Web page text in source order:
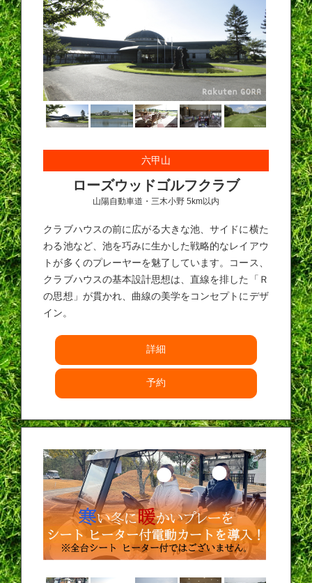
六甲山
ローズウッドゴルフクラブ
山陽自動車道・三木小野 5km以内
クラブハウスの前に広がる大きな池、サイドに横た
わる池など、池を巧みに生かした戦略的なレイアウ
トが多くのプレーヤーを魅了しています。コース、
クラブハウスの基本設計思想は、直線を排した「Ｒ
の思想」が貫かれ、曲線の美学をコンセプトにデザ
イン。
詳細
予約